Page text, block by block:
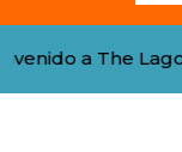
a The Lagoon